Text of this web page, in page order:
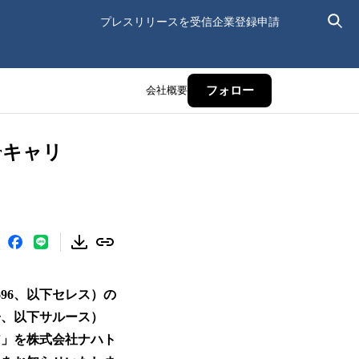
プレスリリースを受信企業登録申請
会社概要 フォロー
ャリ
、以下セレス）の
以下サルース）
を株式会社ナハト